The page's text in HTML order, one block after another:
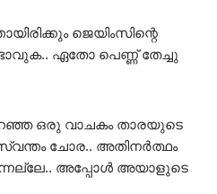
ജെയിംസിന്റെ
ഏതോ പെണ്ണ് തേച്ചു
ഒരു വാചകം താരയുടെ
സ്വന്തം ചോര.. അതിനർത്ഥം
അപ്പോൾ അയാളുടെ